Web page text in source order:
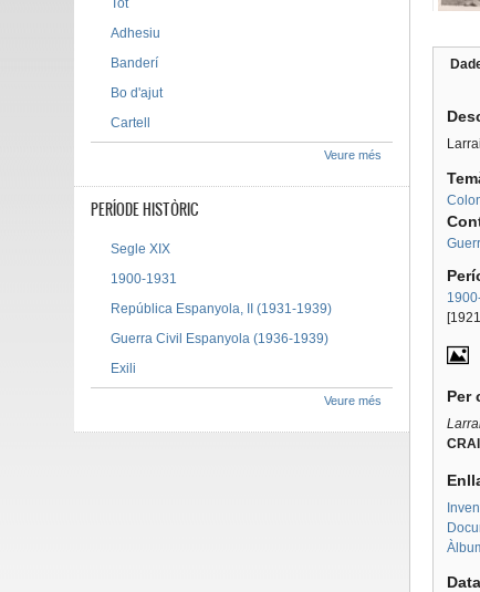
Per
Tot
Adhesiu
Banderí
Bo d'ajut
Cartell
Veure més
PERÍODE HISTÒRIC
Segle XIX
1900-1931
República Espanyola, II (1931-1939)
Guerra Civil Espanyola (1936-1939)
Exili
Veure més